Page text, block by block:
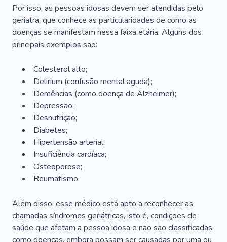
Por isso, as pessoas idosas devem ser atendidas pelo
geriatra, que conhece as particularidades de como as
doenças se manifestam nessa faixa etária. Alguns dos
principais exemplos são:
Colesterol alto;
Delirium (confusão mental aguda);
Demências (como doença de Alzheimer);
Depressão;
Desnutrição;
Diabetes;
Hipertensão arterial;
Insuficiência cardíaca;
Osteoporose;
Reumatismo.
Além disso, esse médico está apto a reconhecer as
chamadas síndromes geriátricas, isto é, condições de
saúde que afetam a pessoa idosa e não são classificadas